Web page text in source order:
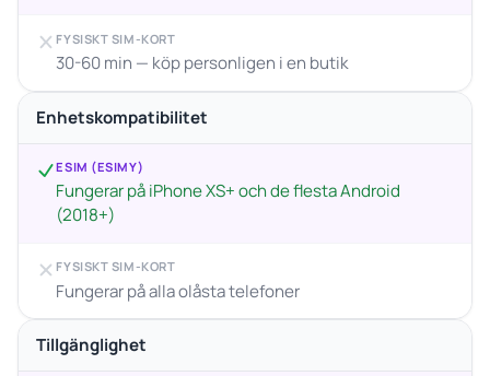
FYSISKT SIM-KORT
30-60 min — köp personligen i en butik
Enhetskompatibilitet
ESIM (ESIMY)
Fungerar på iPhone XS+ och de flesta Android
(2018+)
FYSISKT SIM-KORT
Fungerar på alla olåsta telefoner
Tillgänglighet